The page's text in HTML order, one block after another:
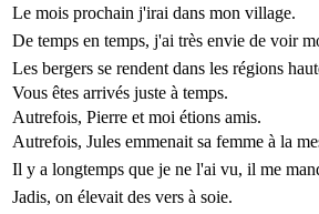
Le mois prochain j'irai dans mon village.
De temps en temps, j'ai très envie de voir
Les bergers se rendent dans les régions
Vous êtes arrivés juste à temps.
Autrefois, Pierre et moi étions amis.
Autrefois, Jules emmenait sa femme à la
Il y a longtemps que je ne l'ai vu, il me
Jadis, on élevait des vers à soie.